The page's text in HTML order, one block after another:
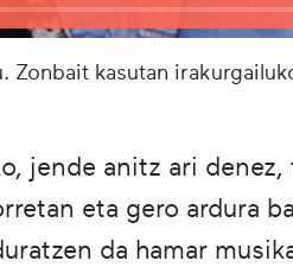
kasutan
jende anitz ari
eta gero ardura
da hamar